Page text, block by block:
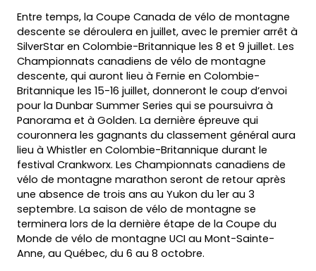
Entre temps, la Coupe Canada de vélo de montagne
descente se déroulera en juillet, avec le premier arrêt à
SilverStar en Colombie-Britannique les 8 et 9 juillet. Les
Championnats canadiens de vélo de montagne
descente, qui auront lieu à Fernie en Colombie-
Britannique les 15-16 juillet, donneront le coup d’envoi
pour la Dunbar Summer Series qui se poursuivra à
Panorama et à Golden. La dernière épreuve qui
couronnera les gagnants du classement général aura
lieu à Whistler en Colombie-Britannique durant le
festival Crankworx. Les Championnats canadiens de
vélo de montagne marathon seront de retour après
une absence de trois ans au Yukon du 1er au 3
septembre. La saison de vélo de montagne se
terminera lors de la dernière étape de la Coupe du
Monde de vélo de montagne UCI au Mont-Sainte-
Anne, au Québec, du 6 au 8 octobre.